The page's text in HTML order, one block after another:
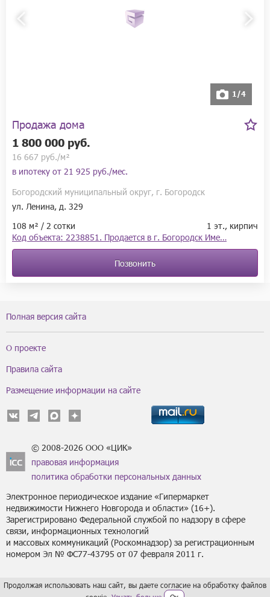
1/4
Продажа дома
1 800 000 руб.
16 667 руб./м²
в ипотеку от 21 925 руб./мес.
Богородский муниципальный округ, г. Богородск
ул. Ленина, д. 329
108 м² / 2 сотки
1 эт., кирпич
Код объекта: 2238851. Продается в г. Богородск Име…
Позвонить
Полная версия сайта
О проекте
Правила сайта
Размещение информации на сайте
© 2008-2026 ООО «ЦИК»
правовая информация
политика обработки персональных данных
Электронное периодическое издание «Гипермаркет
недвижимости Нижнего Новгорода и области» (16+).
Зарегистрировано Федеральной службой по надзору в сфере
связи, информационных технологий
и массовых коммуникаций (Роскомнадзор) за регистрационным
номером Эл № ФС77-43795 от 07 февраля 2011 г.
Продолжая использовать наш сайт, вы даете согласие на обработку файлов